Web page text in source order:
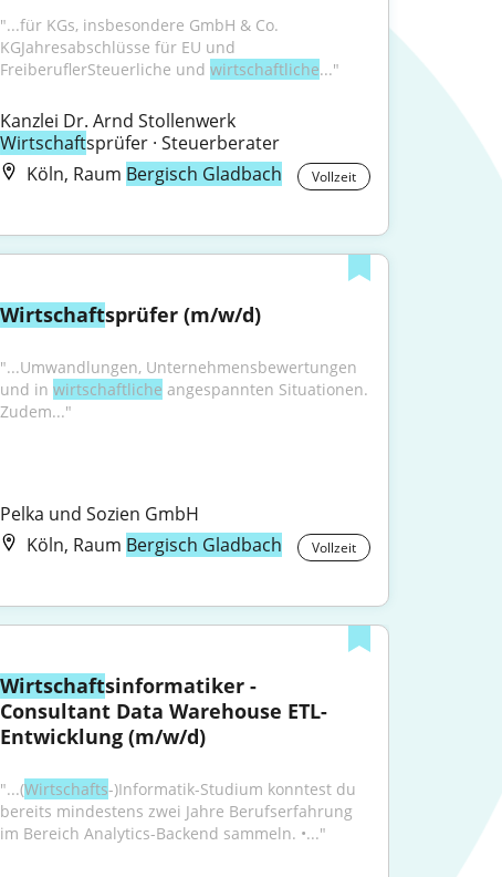
"...für KGs, insbesondere GmbH & Co.
KGJahresabschlüsse für EU und
FreiberuflerSteuerliche und wirtschaftliche..."
Kanzlei Dr. Arnd Stollenwerk
Wirtschaftsprüfer · Steuerberater
Köln, Raum Bergisch Gladbach Vollzeit
Wirtschaftsprüfer (m/w/d)
"...Umwandlungen, Unternehmensbewertungen
und in wirtschaftliche angespannten Situationen.
Zudem..."
Pelka und Sozien GmbH
Köln, Raum Bergisch Gladbach Vollzeit
Wirtschaftsinformatiker -
Consultant Data Warehouse ETL-
Entwicklung (m/w/d)
"...(Wirtschafts-)Informatik-Studium konntest du
bereits mindestens zwei Jahre Berufserfahrung
im Bereich Analytics-Backend sammeln. •..."